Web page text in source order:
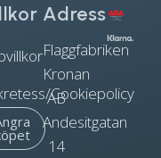
Adress
Flaggfabriken
Kronan
AB
Andesitgatan
14
Cookiepolicy